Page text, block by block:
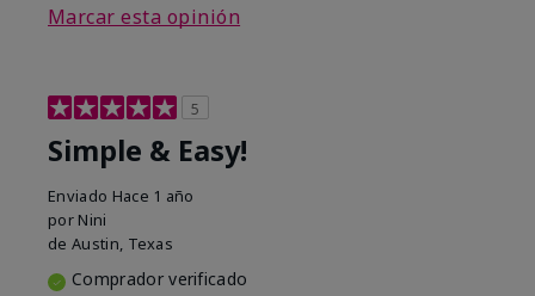
Marcar esta opinión
5
Simple & Easy!
Enviado Hace 1 año
por Nini
de Austin, Texas
Comprador verificado